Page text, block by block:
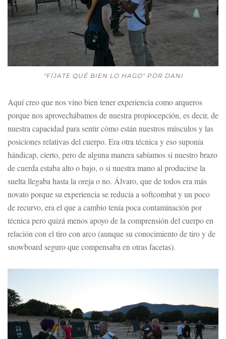
"FÍJATE QUÉ BIEN LO HAGO" POR DANI
Aquí creo que nos vino bien tener experiencia como arqueros
porque nos aprovechábamos de nuestra propiocepción, es decir, de
nuestra capacidad para sentir cómo están nuestros músculos y las
posiciones relativas del cuerpo. Era otra técnica y eso suponía
hándicap, cierto, pero de alguna manera sabíamos si nuestro brazo
de cuerda estaba alto o bajo, o si nuestra mano al producirse la
suelta llegaba hasta la oreja o no. Álvaro, que de todos era más
novato porque su experiencia se reducía a softcombat y un poco
de recurvo, era el que a cambio tenía poca contaminación por
técnica pero quizá menos apoyo de la comprensión del cuerpo en
relación con el tiro con arco (aunque su conocimiento de tiro y de
snowboard seguro que compensaba en otras facetas).